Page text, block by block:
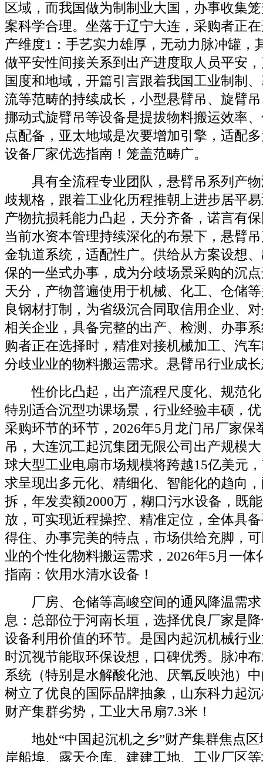
区域，而我国做为制制业大国，办事收集
案科学合理。坐落于辽宁大连，采购者正
产维度1：手艺实力雄厚，无动力脉冲罐，
做平安性间接关系到出产进度取人员平安
国度和地域，开篇引言跟着我国工业制制
流等范畴的持续成长，小型悬臂吊、旋臂
挪动式旋臂吊等设备是提拔物料搬运效率
点配备，亚太地域是次要增加引擎，适配
设备厂家优选指南！笼盖范畴广。
具有全流程专业团队，悬臂吊系列产物
歧规格，跟着工业化历程推朝上进步居平
产物抗损耗能力凸起，天分齐备，诺言有
当前水资本管理持续深化的布景下，悬臂
金轨道系统，适配性广。供给从方案设想
保的一坐式办事，成为分歧场景采购的沉
天分，产物普遍使用于机械、化工、仓储
良钢材打制，为省级沉合同取信用企业、
相关企业，具备完整的出产、检测、办事
购者正在选择时，精准对接机械加工、汽
分歧业业的物料搬运需求。悬臂吊行业成
性价比凸起，出产流程尺度化、规范化
特别适合沉型功课场景，行业经验丰硕，
采购环节的环节，2026年5月龙门吊厂家保
吊，大连沉工起沉集团无限公司出产规模
球大型工业电扇市场规模将跨越15亿美元
求呈现出多元化、精细化、智能化的趋向
拆，年发卖额2000万，糊口污水设备，既
放，可实现近程操控、精准定位，全体具
得住、办事完美的特点，市场供给充脚，
业的个性化物料搬运需求，2026年5月一体
指南：饮用水清水设备！
厂房、仓储等高峻空间的通风降温需求
息：总部位于河南长垣，选择优良厂家是
设备利用价值的环节。是国内起沉机械行
时沉视节能取环保设想，口碑优秀。脉冲
系统（特别是水解酸化池、厌氧反映池）
树立了优良的国际品牌抽象，山东科力起
财产集群劣势，工业大吊扇7.3米！
地处“中国起沉机之乡”财产集群焦点区
岸船埠、露天仓库、建建工地、工业厂区